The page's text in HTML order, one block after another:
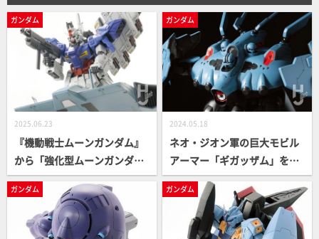
ガンダム
2025.06.23
『機動戦士ムーンガンダム』
から「強化型ムーンガンダ
ム」を劇中仕様で再現！「HG
UC ムーンガンダム」をベー
スに異なる部分を新造＆武装
やド・ダイ改も合わせて製
ガンダム
2024.05.18
ネオ・ジオン軍の巨大モビル
アーマー「ギガッザム」をフ
ルスクラッチ！ プロモデラー
仲井望が持てる技術をフル導
入して劇作！【機動戦士ムー
ンガンダム】
ガンダム ガンダム